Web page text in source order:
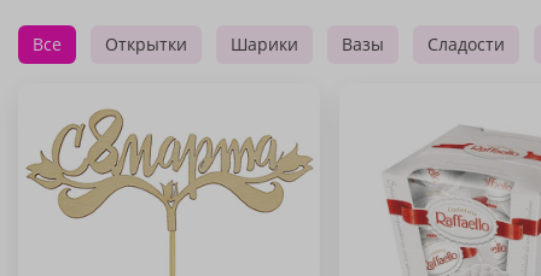
Все Открытки Шарики Вазы Сладости